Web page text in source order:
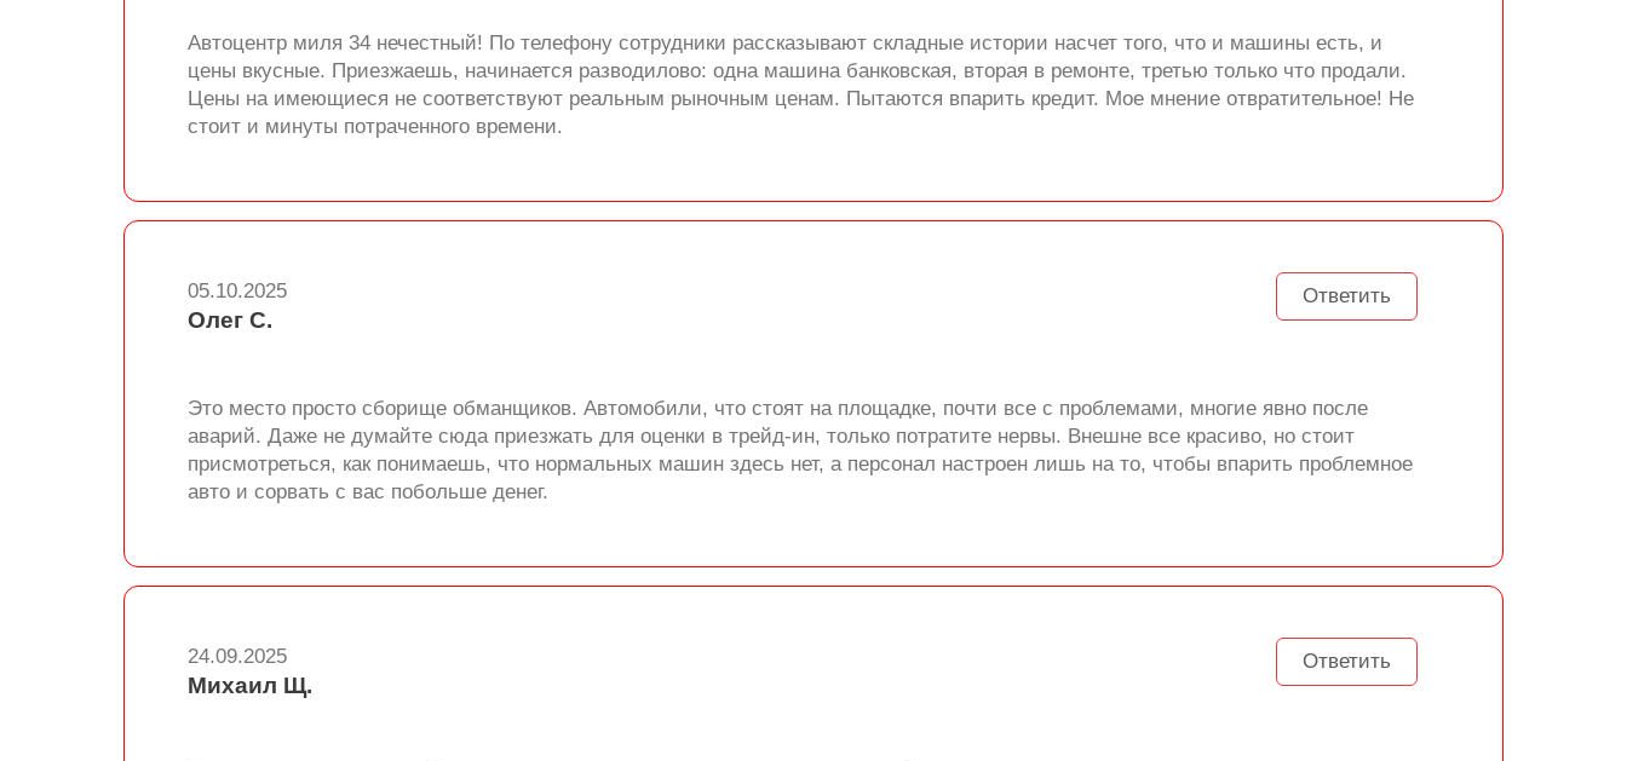
Автоцентр миля 34 нечестный! По телефону сотрудники рассказывают складные истории насчет того, что и машины есть, и
цены вкусные. Приезжаешь, начинается разводилово: одна машина банковская, вторая в ремонте, третью только что продали.
Цены на имеющиеся не соответствуют реальным рыночным ценам. Пытаются впарить кредит. Мое мнение отвратительное! Не
стоит и минуты потраченного времени.
Ответить
05.10.2025
Олег С.
Это место просто сборище обманщиков. Автомобили, что стоят на площадке, почти все с проблемами, многие явно после
аварий. Даже не думайте сюда приезжать для оценки в трейд-ин, только потратите нервы. Внешне все красиво, но стоит
присмотреться, как понимаешь, что нормальных машин здесь нет, а персонал настроен лишь на то, чтобы впарить проблемное
авто и сорвать с вас побольше денег.
Ответить
24.09.2025
Михаил Щ.